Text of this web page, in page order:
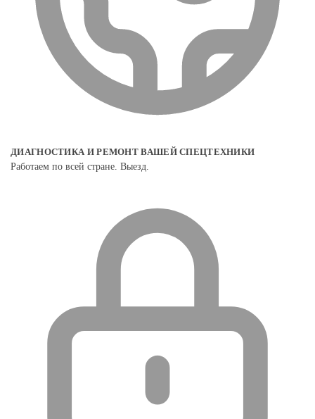
ДИАГНОСТИКА И РЕМОНТ ВАШЕЙ СПЕЦТЕХНИКИ
Работаем по всей стране. Выезд.